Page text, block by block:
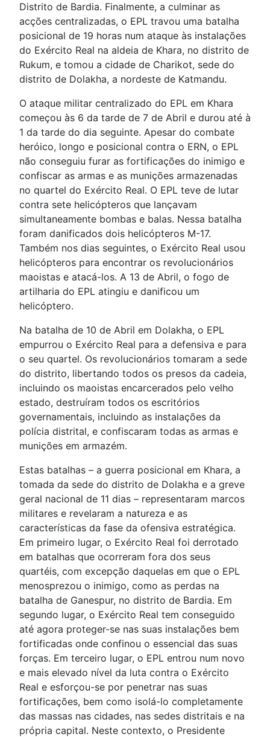
Distrito de Bardia. Finalmente, a culminar as
acções centralizadas, o EPL travou uma batalha
posicional de 19 horas num ataque às instalações
do Exército Real na aldeia de Khara, no distrito de
Rukum, e tomou a cidade de Charikot, sede do
distrito de Dolakha, a nordeste de Katmandu.
O ataque militar centralizado do EPL em Khara
começou às 6 da tarde de 7 de Abril e durou até à
1 da tarde do dia seguinte. Apesar do combate
heróico, longo e posicional contra o ERN, o EPL
não conseguiu furar as fortificações do inimigo e
confiscar as armas e as munições armazenadas
no quartel do Exército Real. O EPL teve de lutar
contra sete helicópteros que lançavam
simultaneamente bombas e balas. Nessa batalha
foram danificados dois helicópteros M-17.
Também nos dias seguintes, o Exército Real usou
helicópteros para encontrar os revolucionários
maoistas e atacá-los. A 13 de Abril, o fogo de
artilharia do EPL atingiu e danificou um
helicóptero.
Na batalha de 10 de Abril em Dolakha, o EPL
empurrou o Exército Real para a defensiva e para
o seu quartel. Os revolucionários tomaram a sede
do distrito, libertando todos os presos da cadeia,
incluindo os maoistas encarcerados pelo velho
estado, destruíram todos os escritórios
governamentais, incluindo as instalações da
polícia distrital, e confiscaram todas as armas e
munições em armazém.
Estas batalhas – a guerra posicional em Khara, a
tomada da sede do distrito de Dolakha e a greve
geral nacional de 11 dias – representaram marcos
militares e revelaram a natureza e as
características da fase da ofensiva estratégica.
Em primeiro lugar, o Exército Real foi derrotado
em batalhas que ocorreram fora dos seus
quartéis, com excepção daquelas em que o EPL
menosprezou o inimigo, como as perdas na
batalha de Ganespur, no distrito de Bardia. Em
segundo lugar, o Exército Real tem conseguido
até agora proteger-se nas suas instalações bem
fortificadas onde confinou o essencial das suas
forças. Em terceiro lugar, o EPL entrou num novo
e mais elevado nível da luta contra o Exército
Real e esforçou-se por penetrar nas suas
fortificações, bem como isolá-lo completamente
das massas nas cidades, nas sedes distritais e na
própria capital. Neste contexto, o Presidente